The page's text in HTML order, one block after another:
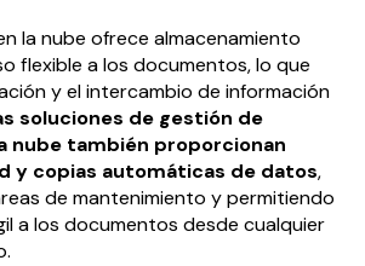
la nube ofrece almacenamiento
flexible a los documentos, lo que
y el intercambio de información
soluciones de gestión de
nube también proporcionan
y copias automáticas de datos,
de mantenimiento y permitiendo
a los documentos desde cualquier